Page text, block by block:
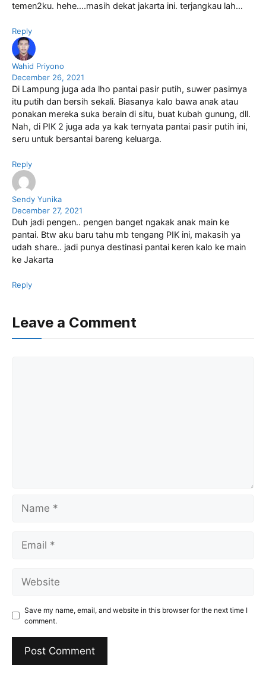
temen2ku. hehe….masih dekat jakarta ini. terjangkau lah…
Reply
Wahid Priyono
December 26, 2021
Di Lampung juga ada lho pantai pasir putih, suwer pasirnya
itu putih dan bersih sekali. Biasanya kalo bawa anak atau
ponakan mereka suka berain di situ, buat kubah gunung, dll.
Nah, di PIK 2 juga ada ya kak ternyata pantai pasir putih ini,
seru untuk bersantai bareng keluarga.
Reply
Sendy Yunika
December 27, 2021
Duh jadi pengen.. pengen banget ngakak anak main ke
pantai. Btw aku baru tahu mb tengang PIK ini, makasih ya
udah share.. jadi punya destinasi pantai keren kalo ke main
ke Jakarta
Reply
Leave a Comment
Save my name, email, and website in this browser for the next time I
comment.